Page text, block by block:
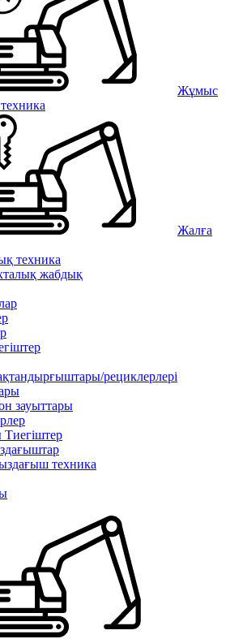
Жұмыс
Жалға
техника
жабдық
рециклерлері
зауыттары
Тиегіштер
техника